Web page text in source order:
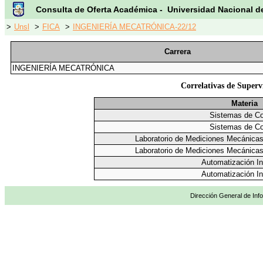
Consulta de Oferta Académica - Universidad Nacional
> Unsl > FICA > INGENIERÍA MECATRÓNICA-22/12
Carrera
INGENIERÍA MECATRÓNICA
Correlativas de
Materia
Sistemas de
Sistemas de
Laboratorio de Mediciones
Laboratorio de Mediciones
Automatización
Automatización
Dirección General de